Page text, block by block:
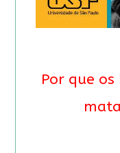
Por que